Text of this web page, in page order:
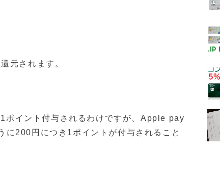
元されます。
ポイント付与されるわけですが、Apple pay
に200円につき1ポイントが付与されること